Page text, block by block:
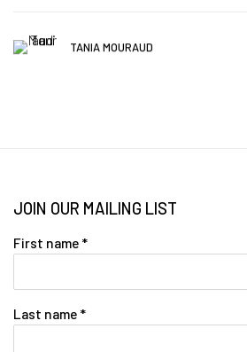
TANIA MOURAUD
JOIN OUR MAILING LIST
First name *
Last name *